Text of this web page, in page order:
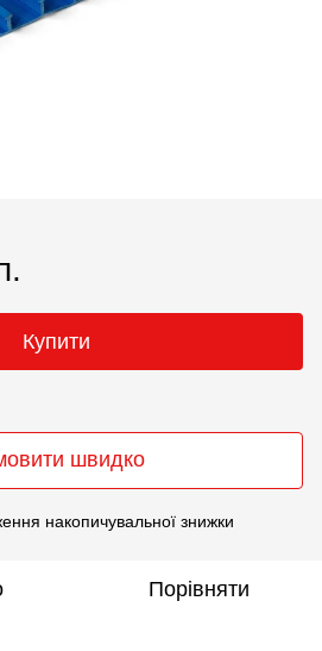
Купити
швидко
накопичувальної знижки
Порівняти